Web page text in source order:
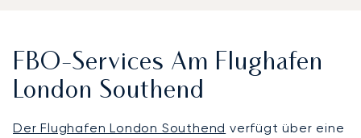
FBO-Services Am Flughafen
London Southend
Der Flughafen London Southend verfügt über eine